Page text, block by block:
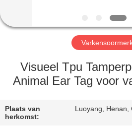
FABRIEKSREIS
CONTACTEER
ONS
Visueel Tpu
Animal Ear Tag voor
Plaats van
herkomst:
Luoyang, Henan,